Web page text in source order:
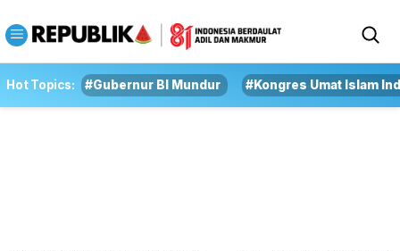
Hot Topics: #Gubernur BI Mundur #Kongres Umat Islam